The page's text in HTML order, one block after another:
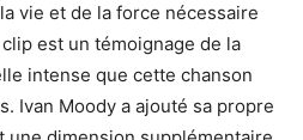
vie et de la force nécessaire
est un témoignage de la
intense que cette chanson
Ivan Moody a ajouté sa propre